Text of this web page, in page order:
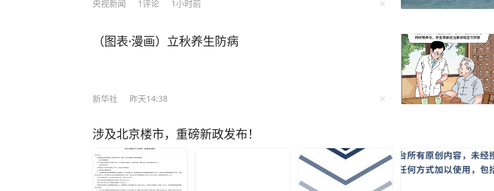
值。 然而，莫言却提出了一种截然不同的观点：“如果你混到没人找你吃饭，没人喊
这句话时只当是戏言，细品才知其中藏着生命的大智慧——“当热闹如潮水般退去，露
在小院，开始认真地倾听自己内心的声音。学会孤独，不要追求表面的繁忙。 是的，
越来越感觉到，当你强迫自己去参加一个并不喜欢的聚会，而自己却显得格格不入，
全程都没有说上几句话，而把自己一晚上的时间白白浪费，这是毫无意义的。 当你沉
寂下来，不再被饭局、人情所绑架，才能腾空来，好好读一本好书，打磨一项技能，
亦或是学习一项特长，陶冶性情，修炼内心。 有一天你会发现，你的圈子小而精，没
有了喧嚣，却多了“质量”，你的生活中少了凑数的人，却多了“重量”。 平庸的人用热
央视新闻 1评论 1小时前
（图表·漫画）立秋养生防病
新华社 昨天14:38
涉及北京楼市，重磅新政发布！